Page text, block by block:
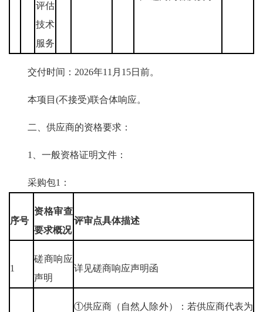
评估
技术
服务
交付时间：2026年11月15日前。
本项目(不接受)联合体响应。
二、供应商的资格要求：
1、一般资格证明文件：
采购包1：
序号
资格审查
要求概况
评审点具体描述
1
磋商响应
声明
详见磋商响应声明函
①供应商（自然人除外）：若供应商代表为